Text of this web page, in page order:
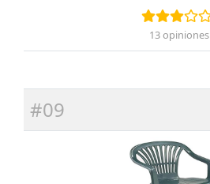
13 opiniones
#09